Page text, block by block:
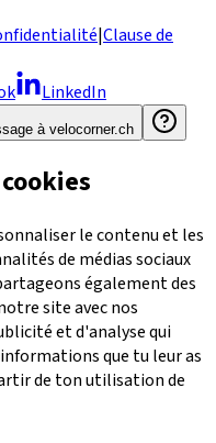
|Clause de
LinkedIn
à velocorner.ch
le contenu et les
de médias sociaux
également des
site avec nos
et d'analyse qui
que tu leur as
de ton utilisation de